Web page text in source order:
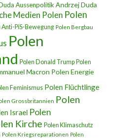
Aussenpolitik Andrzej Duda
Medien Polen Polen
Anti-PiS-Bewegung Polen Bergbau
Polen
Polen Donald Trump Polen
Macron Polen Energie
Feminismus Polen Flüchtlinge
Grossbritannien Polen
Israel Polen
Kirche Polen Klimaschutz
Polen Kriegsreparationen Polen